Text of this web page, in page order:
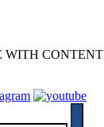
WITH CONTENT